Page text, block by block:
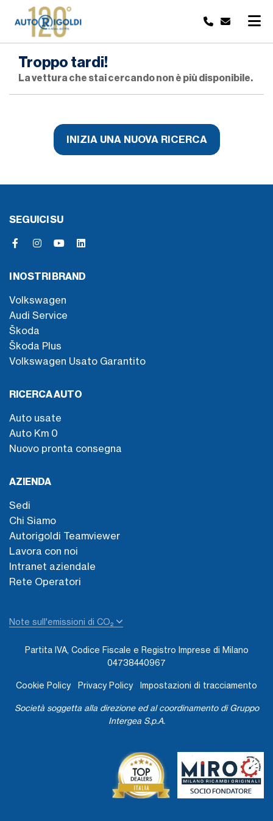
Troppo tardi!
La vettura che stai cercando non è più disponibile.
INIZIA UNA NUOVA RICERCA
SEGUICI SU
I NOSTRI BRAND
Volkswagen
Audi Service
Škoda
Škoda Plus
Volkswagen Usato Garantito
RICERCA AUTO
Auto usate
Auto Km 0
Nuovo pronta consegna
AZIENDA
Sedi
Chi Siamo
Autorigoldi Teamviewer
Lavora con noi
Intranet aziendale
Rete Operatori
Note sull'emissioni di CO₂
Partita IVA, Codice Fiscale e Registro Imprese di Milano
04738440967
Cookie Policy Privacy Policy Impostazioni di tracciamento
Società soggetta alla direzione ed al coordinamento di Gruppo
Intergea S.p.A.